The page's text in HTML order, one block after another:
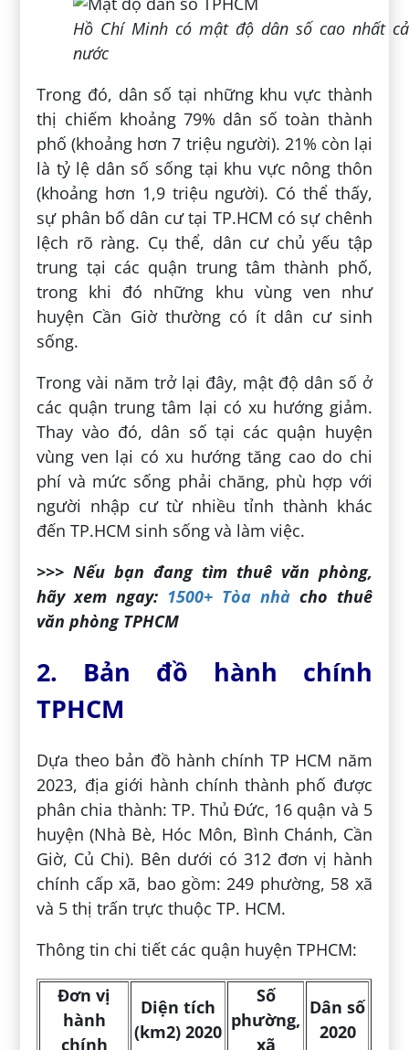
Hồ Chí Minh có mật độ dân số cao nhất cả
nước
Trong đó, dân số tại những khu vực thành
thị chiếm khoảng 79% dân số toàn thành
phố (khoảng hơn 7 triệu người). 21% còn lại
là tỷ lệ dân số sống tại khu vực nông thôn
(khoảng hơn 1,9 triệu người). Có thể thấy,
sự phân bố dân cư tại TP.HCM có sự chênh
lệch rõ ràng. Cụ thể, dân cư chủ yếu tập
trung tại các quận trung tâm thành phố,
trong khi đó những khu vùng ven như
huyện Cần Giờ thường có ít dân cư sinh
sống.
Trong vài năm trở lại đây, mật độ dân số ở
các quận trung tâm lại có xu hướng giảm.
Thay vào đó, dân số tại các quận huyện
vùng ven lại có xu hướng tăng cao do chi
phí và mức sống phải chăng, phù hợp với
người nhập cư từ nhiều tỉnh thành khác
đến TP.HCM sinh sống và làm việc.
>>> Nếu bạn đang tìm thuê văn phòng,
hãy xem ngay: 1500+ Tòa nhàcho thuê
văn phòng TPHCM
2. Bản đồ hành chính
TPHCM
Dựa theo bản đồ hành chính TP HCM năm
2023, địa giới hành chính thành phố được
phân chia thành: TP. Thủ Đức, 16 quận và 5
huyện (Nhà Bè, Hóc Môn, Bình Chánh, Cần
Giờ, Củ Chi). Bên dưới có 312 đơn vị hành
chính cấp xã, bao gồm: 249 phường, 58 xã
và 5 thị trấn trực thuộc TP. HCM.
Thông tin chi tiết các quận huyện TPHCM:
Đơn vị
hành
chính
Diện tích
(km2) 2020
Số
phường,
xã
Dân số
2020